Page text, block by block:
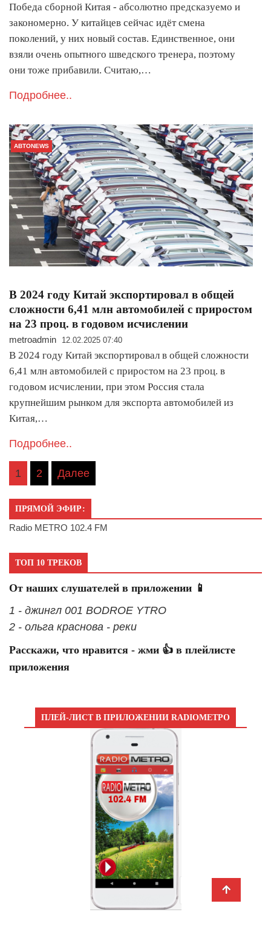
Победа сборной Китая - абсолютно предсказуемо и
закономерно. У китайцев сейчас идёт смена
поколений, у них новый состав. Единственное, они
взяли очень опытного шведского тренера, поэтому
они тоже прибавили. Считаю,…
Подробнее..
АВТОNEWS
В 2024 году Китай экспортировал в общей
сложности 6,41 млн автомобилей с приростом
на 23 проц. в годовом исчислении
metroadmin 12.02.2025 07:40
В 2024 году Китай экспортировал в общей сложности
6,41 млн автомобилей с приростом на 23 проц. в
годовом исчислении, при этом Россия стала
крупнейшим рынком для экспорта автомобилей из
Китая,…
Подробнее..
Пагинация
записей
1 2 Далее
ПРЯМОЙ ЭФИР:
Radio METRO 102.4 FM
ТОП 10 ТРЕКОВ
От наших слушателей в приложении 📱
1 - джингл 001 BODROE YTRO
2 - ольга краснова - реки
Расскажи, что нравится - жми 👍 в плейлисте
приложения
ПЛЕЙ-ЛИСТ В ПРИЛОЖЕНИИ RADIOМЕТРО